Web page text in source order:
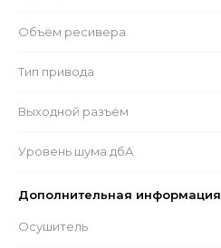
Объём ресивера
Тип привода
Выходной разъём
Уровень шума дбА
Дополнительная информация
Осушитель